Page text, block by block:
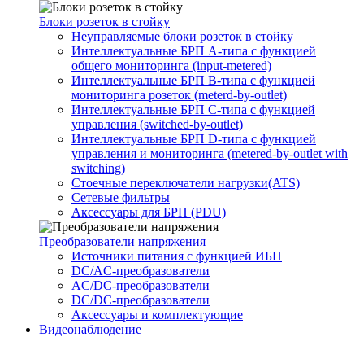
Блоки розеток в стойку
Неуправляемые блоки розеток в стойку
Интеллектуальные БРП А-типа с функцией
общего мониторинга (input-metered)
Интеллектуальные БРП B-типа с функцией
мониторинга розеток (meterd-by-outlet)
Интеллектуальные БРП C-типа с функцией
управления (switched-by-outlet)
Интеллектуальные БРП D-типа с функцией
управления и мониторинга (metered-by-outlet with
switching)
Стоечные переключатели нагрузки(ATS)
Сетевые фильтры
Аксессуары для БРП (PDU)
Преобразователи напряжения
Источники питания c функцией ИБП
DC/AC-преобразователи
AC/DC-преобразователи
DC/DC-преобразователи
Аксессуары и комплектующие
Видеонаблюдение